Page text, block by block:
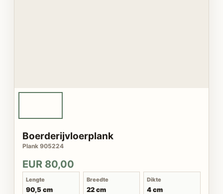
Boerderijvloerplank
Plank 905224
EUR 80,00
Lengte
90,5 cm
Breedte
22 cm
Dikte
4 cm